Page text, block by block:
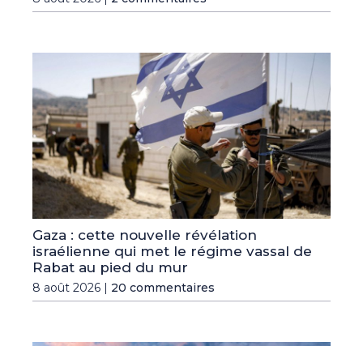
Gaza : cette nouvelle révélation
israélienne qui met le régime vassal de
Rabat au pied du mur
8 août 2026 | 20 commentaires